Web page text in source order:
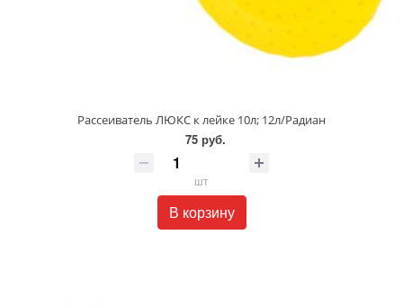
Рассеиватель ЛЮКС к лейке 10л; 12л/Радиан
75 руб.
шт
В корзину